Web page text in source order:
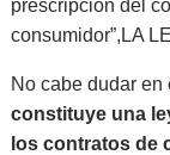
prescripción del
consumidor”, LA
No cabe dudar
constituye una
los contratos de